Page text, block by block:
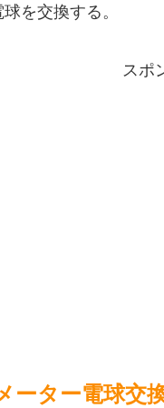
を交換する。
スポ
ーター電球交